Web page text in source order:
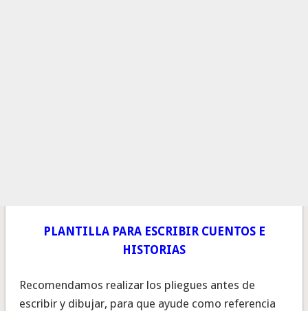
PLANTILLA PARA ESCRIBIR CUENTOS E
HISTORIAS
Recomendamos realizar los pliegues antes de
escribir y dibujar, para que ayude como referencia